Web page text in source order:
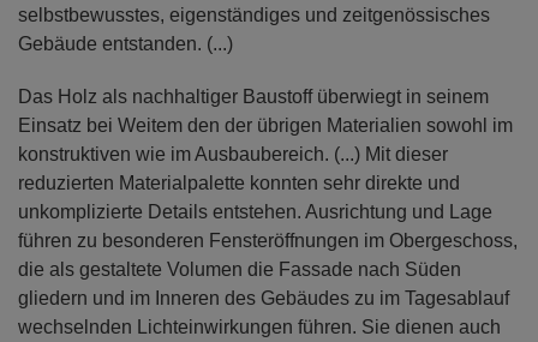
selbstbewusstes, eigenständiges und zeitgenössisches
Gebäude entstanden. (...)
Das Holz als nachhaltiger Baustoff überwiegt in seinem
Einsatz bei Weitem den der übrigen Materialien sowohl im
konstruktiven wie im Ausbaubereich. (...) Mit dieser
reduzierten Materialpalette konnten sehr direkte und
unkomplizierte Details entstehen. Ausrichtung und Lage
führen zu besonderen Fensteröffnungen im Obergeschoss,
die als gestaltete Volumen die Fassade nach Süden
gliedern und im Inneren des Gebäudes zu im Tagesablauf
wechselnden Lichteinwirkungen führen. Sie dienen auch